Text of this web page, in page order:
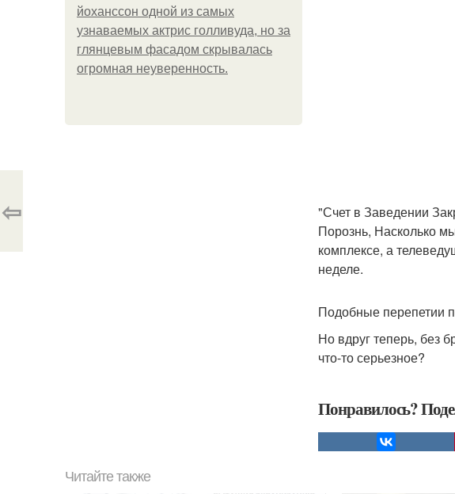
йоханссон одной из самых
узнаваемых актрис голливуда, но за
глянцевым фасадом скрывалась
огромная неуверенность.
"Счет в Заведении
Порознь, Насколько
комплексе, а
неделе.
Подобные перепетии
Но вдруг теперь, без
что-то серьезное?
Понравилось?
⇦
Читайте также